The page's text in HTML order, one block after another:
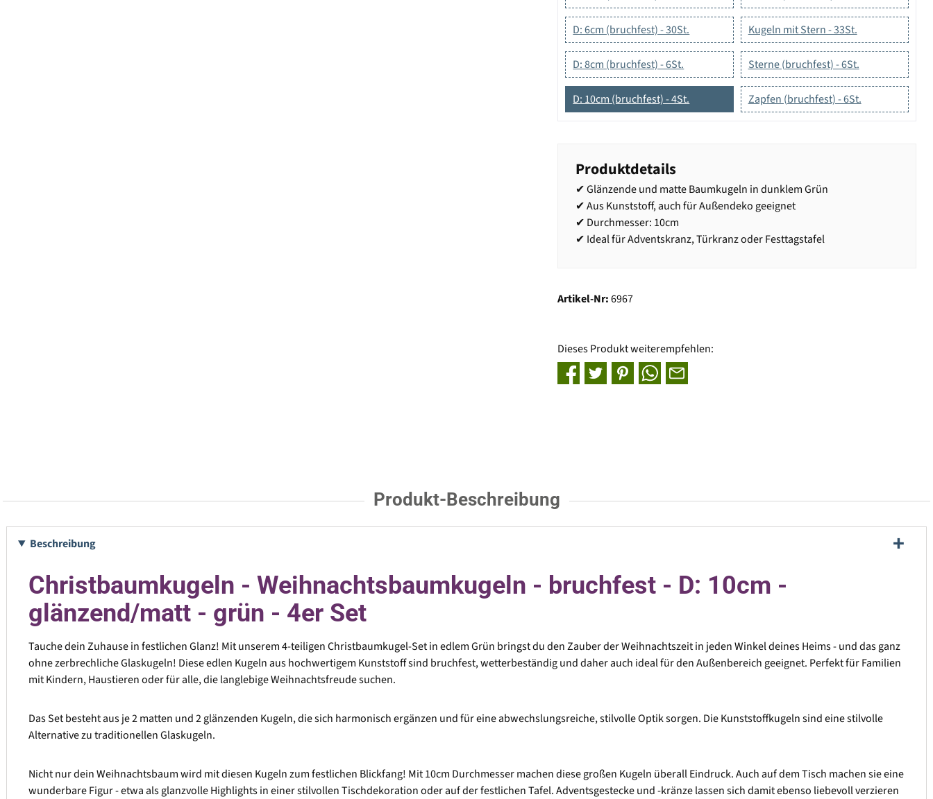
D: 6cm (bruchfest) - 30St. Kugeln mit Stern - 33St.
D: 8cm (bruchfest) - 6St. Sterne (bruchfest) - 6St.
D: 10cm (bruchfest) - 4St. Zapfen (bruchfest) - 6St.
Produktdetails
✔ Glänzende und matte Baumkugeln in dunklem Grün
✔ Aus Kunststoff, auch für Außendeko geeignet
✔ Durchmesser: 10cm
✔ Ideal für Adventskranz, Türkranz oder Festtagstafel
Artikel-Nr:6967
Dieses Produkt weiterempfehlen:
Produkt-Beschreibung
Beschreibung
Christbaumkugeln - Weihnachtsbaumkugeln - bruchfest - D: 10cm -
glänzend/matt - grün - 4er Set
Tauche dein Zuhause in festlichen Glanz! Mit unserem 4-teiligen Christbaumkugel-Set in edlem Grün bringst du den Zauber der Weihnachtszeit in jeden Winkel deines Heims - und das ganz
ohne zerbrechliche Glaskugeln! Diese edlen Kugeln aus hochwertigem Kunststoff sind bruchfest, wetterbeständig und daher auch ideal für den Außenbereich geeignet. Perfekt für Familien
mit Kindern, Haustieren oder für alle, die langlebige Weihnachtsfreude suchen.
Das Set besteht aus je 2 matten und 2 glänzenden Kugeln, die sich harmonisch ergänzen und für eine abwechslungsreiche, stilvolle Optik sorgen. Die Kunststoffkugeln sind eine stilvolle
Alternative zu traditionellen Glaskugeln.
Nicht nur dein Weihnachtsbaum wird mit diesen Kugeln zum festlichen Blickfang! Mit 10cm Durchmesser machen diese großen Kugeln überall Eindruck. Auch auf dem Tisch machen sie eine
wunderbare Figur - etwa als glanzvolle Highlights in einer stilvollen Tischdekoration oder auf der festlichen Tafel. Adventsgestecke und -kränze lassen sich damit ebenso liebevoll verzieren